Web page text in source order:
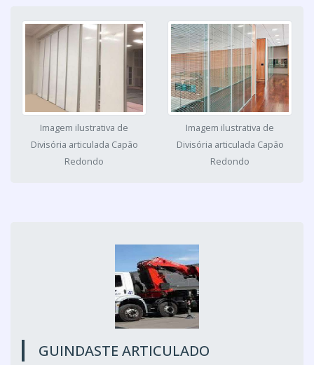
Imagem ilustrativa de
Divisória articulada Capão
Redondo
Imagem ilustrativa de
Divisória articulada Capão
Redondo
GUINDASTE ARTICULADO